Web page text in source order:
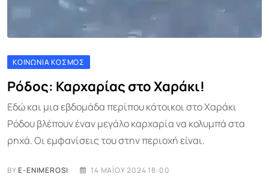
ΚΟΙΝΩΝΊΑ ΚΌΣΜΟΣ
Ρόδος: Καρχαρίας στο Χαράκι!
Εδώ και μια εβδομάδα περίπου κάτοικοι στο Χαράκι
Ρόδου βλέπουν έναν μεγάλο καρχαρία να κολυμπά στα
ρηχά. Οι εμφανίσεις του στην περιοχή είναι.
BYE-ENIMEROSI 14 ΜΑΪ́ΟΥ 2024 18:00